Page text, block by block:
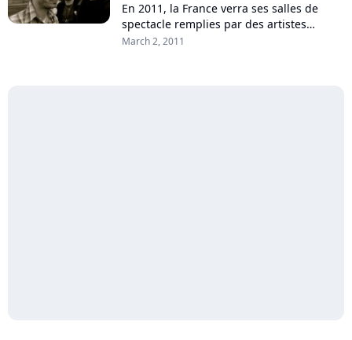
En 2011, la France verra ses salles de
spectacle remplies par des artistes
internationaux. Le public gaulois semble
March 2, 2011